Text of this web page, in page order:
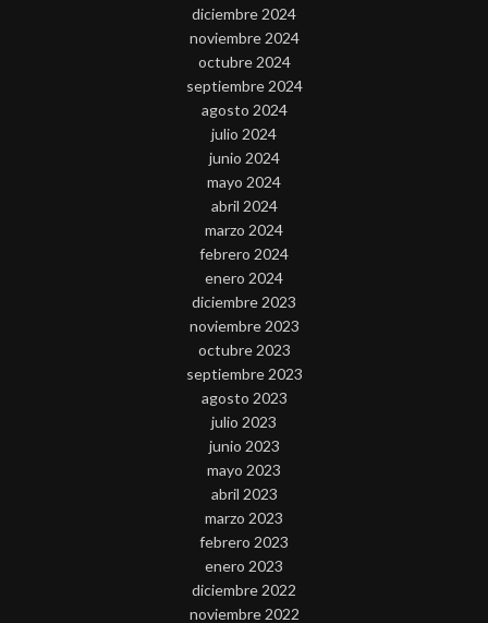
diciembre 2024
noviembre 2024
octubre 2024
septiembre 2024
agosto 2024
julio 2024
junio 2024
mayo 2024
abril 2024
marzo 2024
febrero 2024
enero 2024
diciembre 2023
noviembre 2023
octubre 2023
septiembre 2023
agosto 2023
julio 2023
junio 2023
mayo 2023
abril 2023
marzo 2023
febrero 2023
enero 2023
diciembre 2022
noviembre 2022